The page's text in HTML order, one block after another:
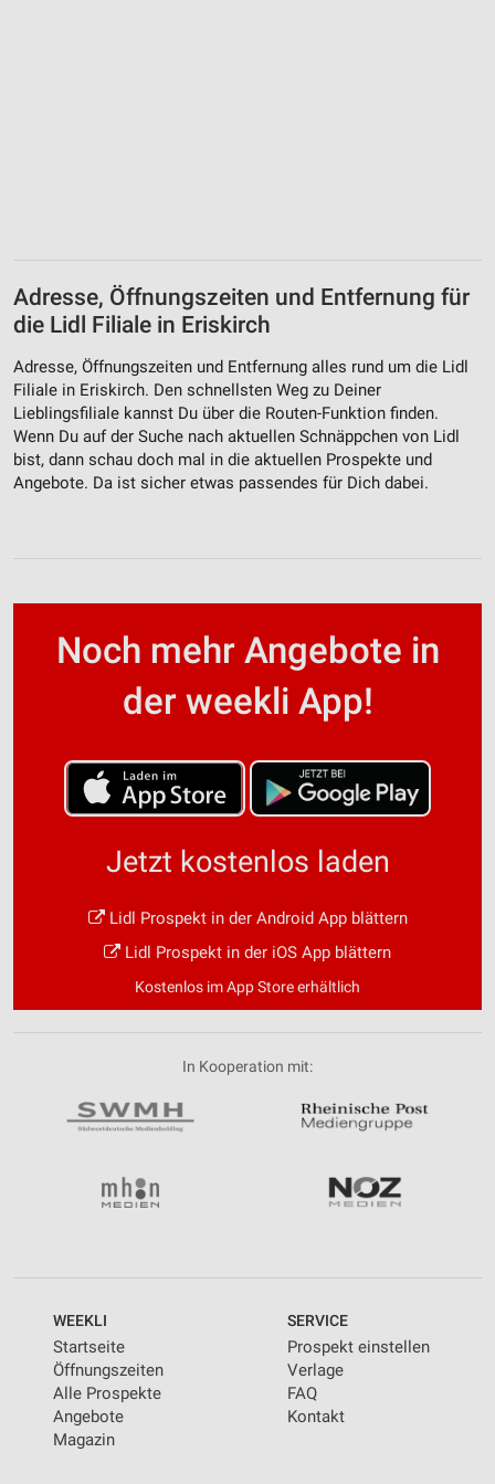
Adresse, Öffnungszeiten und Entfernung für
die Lidl Filiale in Eriskirch
Adresse, Öffnungszeiten und Entfernung alles rund um die Lidl
Filiale in Eriskirch. Den schnellsten Weg zu Deiner
Lieblingsfiliale kannst Du über die Routen-Funktion finden.
Wenn Du auf der Suche nach aktuellen Schnäppchen von Lidl
bist, dann schau doch mal in die aktuellen Prospekte und
Angebote. Da ist sicher etwas passendes für Dich dabei.
Noch mehr Angebote in
der weekli App!
Jetzt kostenlos laden
Lidl Prospekt in der Android App blättern
Lidl Prospekt in der iOS App blättern
Kostenlos im App Store erhältlich
In Kooperation mit:
WEEKLI
Startseite
Öffnungszeiten
Alle Prospekte
Angebote
Magazin
SERVICE
Prospekt einstellen
Verlage
FAQ
Kontakt